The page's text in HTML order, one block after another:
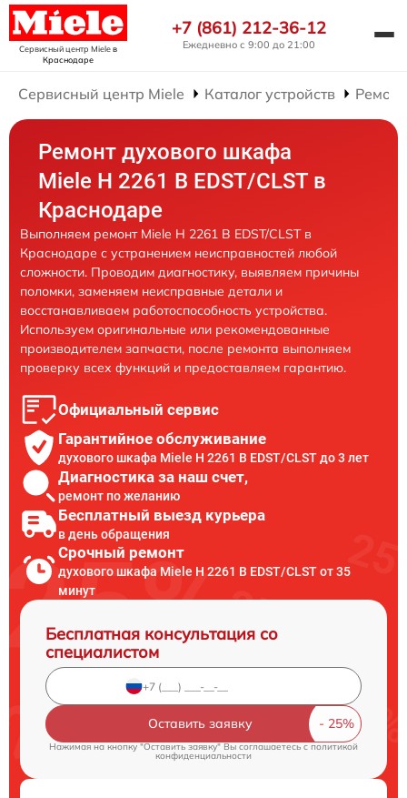
Сервисный центр Mieleв
Краснодаре
+7 (861) 212-36-12
Ежедневно с 9:00 до 21:00
Сервисный центр Miele Каталог устройств
Ремонт духового шкафа
Miele H 2261 B EDST/CLST в
Краснодаре
Выполняем ремонт Miele H 2261 B EDST/CLST в
Краснодаре с устранением неисправностей любой
сложности. Проводим диагностику, выявляем причины
поломки, заменяем неисправные детали и
восстанавливаем работоспособность устройства.
Используем оригинальные или рекомендованные
производителем запчасти, после ремонта выполняем
проверку всех функций и предоставляем гарантию.
Официальный сервис
Гарантийное обслуживание
духового шкафа Miele H 2261 B EDST/CLST до 3 лет
Диагностика за наш счет,
ремонт по желанию
Бесплатный выезд курьера
в день обращения
Срочный ремонт
духового шкафа Miele H 2261 B EDST/CLST от 35
минут
Бесплатная консультация со
специалистом
Оставить заявку
Нажимая на кнопку "Оставить заявку" Вы соглашаетесь cполитикой
конфиденциальности